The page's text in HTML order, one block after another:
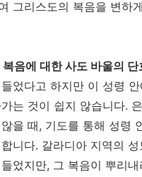
그리스도의 복음을 변하
복음에 대한 사도 바울의 단
었다고 하지만 이 성령
는 것이 쉽지 않습니다.
을 때, 기도를 통해 성령
니다. 갈라디아 지역의
었지만, 그 복음이 뿌리